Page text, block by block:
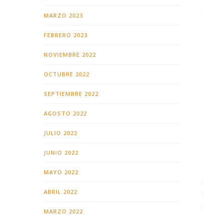
MARZO 2023
FEBRERO 2023
NOVIEMBRE 2022
OCTUBRE 2022
SEPTIEMBRE 2022
AGOSTO 2022
JULIO 2022
JUNIO 2022
MAYO 2022
ABRIL 2022
MARZO 2022